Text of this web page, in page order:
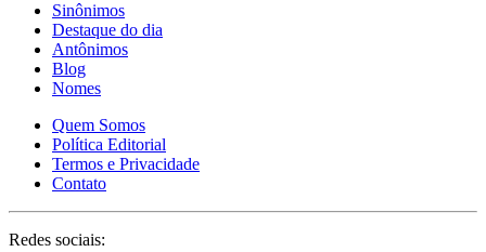
Sinônimos
Destaque do dia
Antônimos
Blog
Nomes
Quem Somos
Política Editorial
Termos e Privacidade
Contato
Redes sociais: